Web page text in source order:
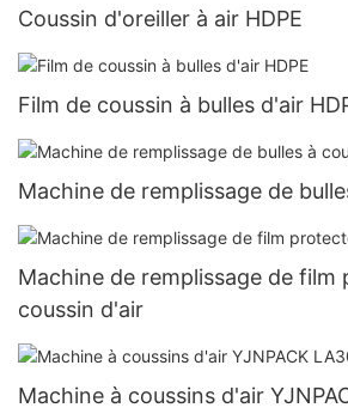
Coussin d'oreiller à air HDPE
Film de coussin à bulles d'air
Machine de remplissage de
Machine de remplissage de film
coussin d'air
Machine à coussins d'air